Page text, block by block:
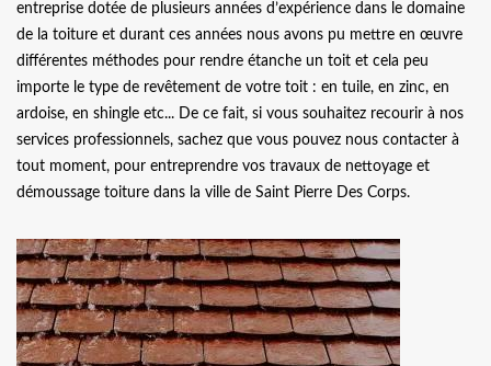
entreprise dotée de plusieurs années d’expérience dans le domaine
de la toiture et durant ces années nous avons pu mettre en œuvre
différentes méthodes pour rendre étanche un toit et cela peu
importe le type de revêtement de votre toit : en tuile, en zinc, en
ardoise, en shingle etc... De ce fait, si vous souhaitez recourir à nos
services professionnels, sachez que vous pouvez nous contacter à
tout moment, pour entreprendre vos travaux de nettoyage et
démoussage toiture dans la ville de Saint Pierre Des Corps.